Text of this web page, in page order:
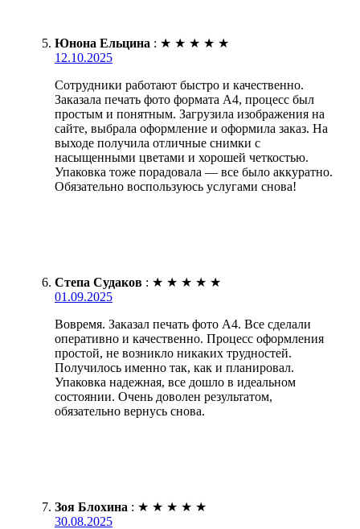
Юнона Ельцина : ★ ★ ★ ★ ★
12.10.2025
Сотрудники работают быстро и качественно.
Заказала печать фото формата А4, процесс был
простым и понятным. Загрузила изображения на
сайте, выбрала оформление и оформила заказ. На
выходе получила отличные снимки с
насыщенными цветами и хорошей четкостью.
Упаковка тоже порадовала — все было аккуратно.
Обязательно воспользуюсь услугами снова!
Степа Судаков : ★ ★ ★ ★ ★
01.09.2025
Вовремя. Заказал печать фото А4. Все сделали
оперативно и качественно. Процесс оформления
простой, не возникло никаких трудностей.
Получилось именно так, как и планировал.
Упаковка надежная, все дошло в идеальном
состоянии. Очень доволен результатом,
обязательно вернусь снова.
Зоя Блохина : ★ ★ ★ ★ ★
30.08.2025